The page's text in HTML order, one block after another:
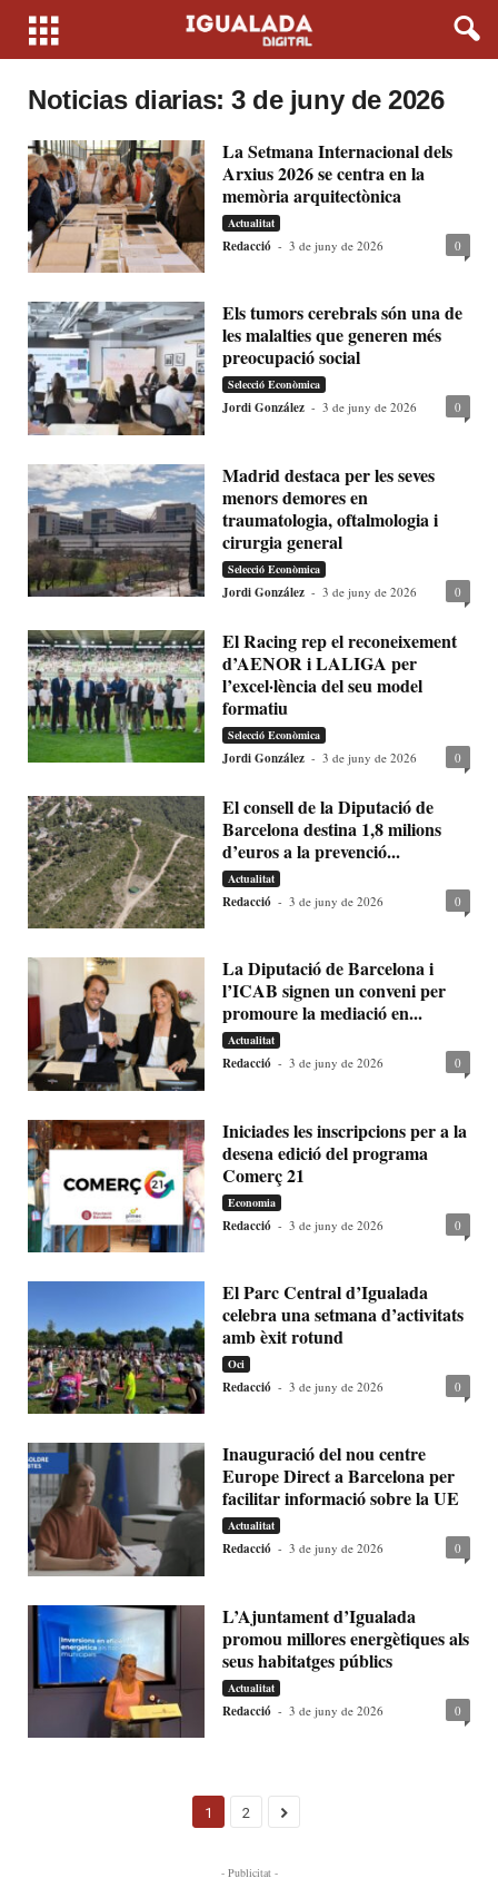
Noticias diarias: 3 de juny de 2026
La Setmana Internacional dels
Arxius 2026 se centra en la
memòria arquitectònica
Actualitat
Redacció - 3 de juny de 2026 0
Els tumors cerebrals són una de
les malalties que generen més
preocupació social
Selecció Econòmica
Jordi González - 3 de juny de 2026 0
Madrid destaca per les seves
menors demores en
traumatologia, oftalmologia i
cirurgia general
Selecció Econòmica
Jordi González - 3 de juny de 2026 0
El Racing rep el reconeixement
d’AENOR i LALIGA per
l’excel·lència del seu model
formatiu
Selecció Econòmica
Jordi González - 3 de juny de 2026 0
El consell de la Diputació de
Barcelona destina 1,8 milions
d’euros a la prevenció...
Actualitat
Redacció - 3 de juny de 2026 0
La Diputació de Barcelona i
l’ICAB signen un conveni per
promoure la mediació en...
Actualitat
Redacció - 3 de juny de 2026 0
Iniciades les inscripcions per a la
desena edició del programa
Comerç 21
Economia
Redacció - 3 de juny de 2026 0
El Parc Central d’Igualada
celebra una setmana d’activitats
amb èxit rotund
Oci
Redacció - 3 de juny de 2026 0
Inauguració del nou centre
Europe Direct a Barcelona per
facilitar informació sobre la UE
Actualitat
Redacció - 3 de juny de 2026 0
L’Ajuntament d’Igualada
promou millores energètiques als
seus habitatges públics
Actualitat
Redacció - 3 de juny de 2026 0
1 2
- Publicitat -